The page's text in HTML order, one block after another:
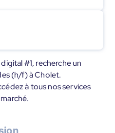
#1, recherche un
(h/f) à Cholet.
à tous nos services